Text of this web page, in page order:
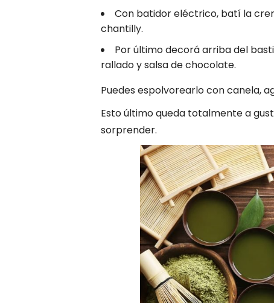
Con batidor eléctrico, batí la
chantilly.
Por último decorá arriba del
rallado y salsa de chocolate.
Puedes espolvorearlo con canela,
Esto último queda totalmente a
sorprender.